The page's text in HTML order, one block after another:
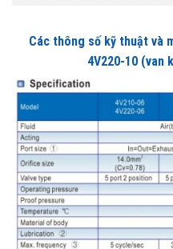
Các thông số kỹ thuật và
4V220-10 (van